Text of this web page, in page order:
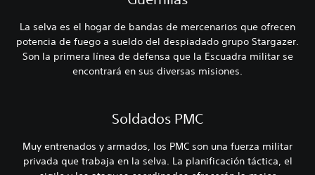
La selva es el hogar de bandas de mercenarios que ofrecen
potencia de fuego a sueldo del despiadado grupo Stargazer.
Son la primera línea de defensa que la Escuadra militar se
encontrará en sus diversas misiones.
Soldados PMC
Muy entrenados y armados, los PMC son una fuerza militar
privada que trabaja en la selva. La planificación táctica, el